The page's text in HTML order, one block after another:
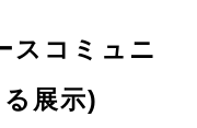
スコミュニ
展示)